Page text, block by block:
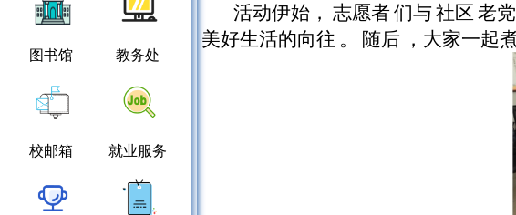
图书馆 教务处
校邮箱 就业服务
活动伊始， 志愿者们与社区 老
美好生活的向往 。 随后 ，大家一起